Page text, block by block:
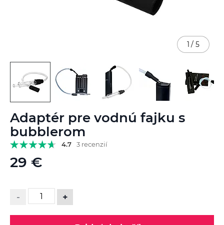
Adaptér pre vodnú fajku s
bubblerom
4.7 3 recenzií
29 €
- +
1 / 5
na
začiatok
galérie
obrázkov